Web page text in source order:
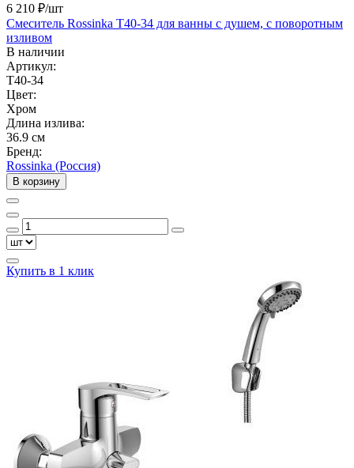
6 210 ₽/шт
Смеситель Rossinka T40-34 для ванны с душем, с поворотным
изливом
В наличии
Артикул:
T40-34
Цвет:
Хром
Длина излива:
36.9 см
Бренд:
Rossinka (Россия)
В корзину
Купить в 1 клик